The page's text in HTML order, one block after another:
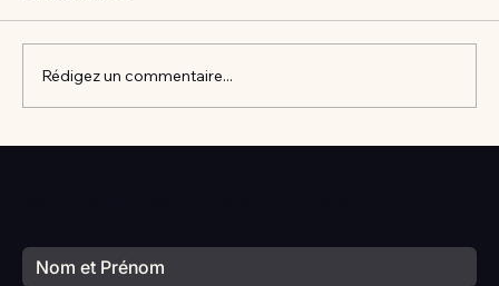
Rédigez un commentaire...